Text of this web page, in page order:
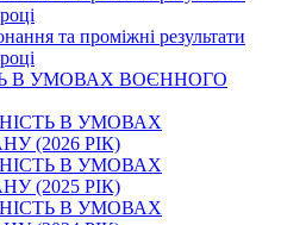
та проміжні результати
В УМОВАХ ВОЄННОГО
В УМОВАХ
(2026 РІК)
В УМОВАХ
(2025 РІК)
В УМОВАХ